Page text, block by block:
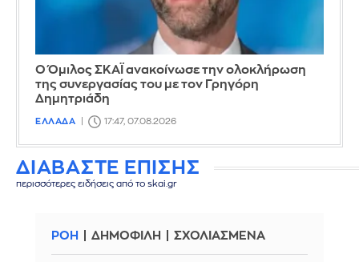
Ο Όμιλος ΣΚΑΪ ανακοίνωσε την ολοκλήρωση
της συνεργασίας του με τον Γρηγόρη
Δημητριάδη
ΕΛΛΑΔΑ 17:47, 07.08.2026
ΔΙΑΒΑΣΤΕ ΕΠΙΣΗΣ
περισσότερες ειδήσεις από το skai.gr
ΡΟΗ ΔΗΜΟΦΙΛΗ ΣΧΟΛΙΑΣΜΕΝΑ